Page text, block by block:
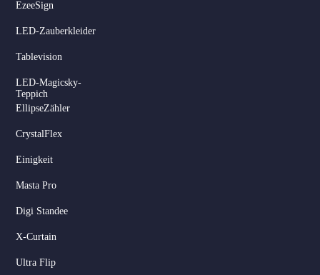
EzeeSign
LED-Zauberkleider
Tablevision
LED-Magicsky-
Teppich
EllipseZähler
CrystalFlex
Einigkeit
Masta Pro
Digi Standee
X-Curtain
Ultra Flip